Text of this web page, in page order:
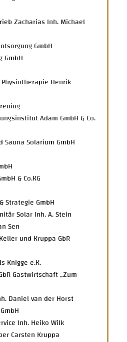
Zacharias Inh. Michael
GmbH
GmbH
Henrik
Adam GmbH & Co.
Solarium GmbH
& Co.KG
Strategie GmbH
Solar Inh. A. Stein
Sen
und Kruppa GbR
Knigge e.K.
Gastwirtschaft „Zum
Daniel van der Horst
Wilk Veranstaltungsservice Inh. Heiko Wilk
Carsten Kruppa